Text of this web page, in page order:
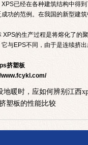
已经在各种建筑结构中得
功的范例。在我国的新型建
XPS的生产过程是将熔化了的
与EPS不同，由于是连续挤
挤塑板
www.fcykl.com/
地暖时，应如何辨别江西
塑板的性能比较